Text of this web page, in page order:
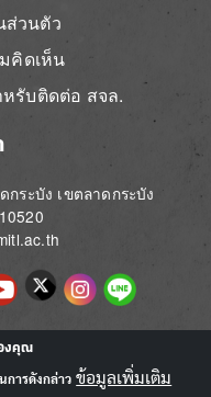
ส่วนตัว
คิดเห็น
รับติดต่อ สจล.
ระบัง เขตลาดกระบัง
ImageImageImage
งคุณ
การดังกล่าว ข้อมูลเพิ่มเติม